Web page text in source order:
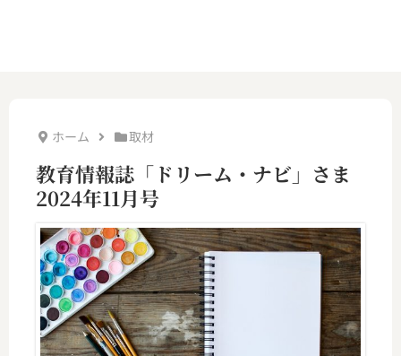
ホーム 取材
教育情報誌「ドリーム・ナビ」さま
2024年11月号